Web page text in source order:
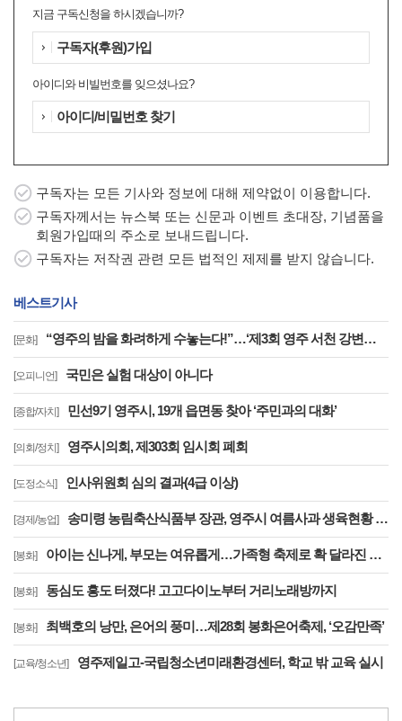
지금 구독신청을 하시겠습니까?
구독자(후원)가입
아이디와 비빌번호를 잊으셨나요?
아이디/비밀번호 찾기
구독자는 모든 기사와 정보에 대해 제약없이 이용합니다.
구독자께서는 뉴스북 또는 신문과 이벤트 초대장, 기념품을
회원가입때의 주소로 보내드립니다.
구독자는 저작권 관련 모든 법적인 제제를 받지 않습니다.
베스트기사
[문화] “영주의 밤을 화려하게 수놓는다!”…‘제3회 영주 서천 강변가요제’ 8월 2일 개최
[오피니언] 국민은 실험 대상이 아니다
[종합/자치] 민선9기 영주시, 19개 읍면동 찾아 ‘주민과의 대화’
[의회/정치] 영주시의회, 제303회 임시회 폐회
[도정소식] 인사위원회 심의 결과(4급 이상)
[경제/농업] 송미령 농림축산식품부 장관, 영주시 여름사과 생육현황 및 산지유통 현장점검
[봉화] 아이는 신나게, 부모는 여유롭게…가족형 축제로 확 달라진 제28회 봉화은어축제
[봉화] 동심도 흥도 터졌다! 고고다이노부터 거리노래방까지
[봉화] 최백호의 낭만, 은어의 풍미…제28회 봉화은어축제, ‘오감만족’
[교육/청소년] 영주제일고-국립청소년미래환경센터, 학교 밖 교육 실시